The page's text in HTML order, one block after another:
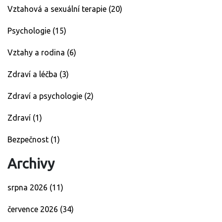
Vztahová a sexuální terapie (20)
Psychologie (15)
Vztahy a rodina (6)
Zdraví a léčba (3)
Zdraví a psychologie (2)
Zdraví (1)
Bezpečnost (1)
Archivy
srpna 2026 (11)
července 2026 (34)